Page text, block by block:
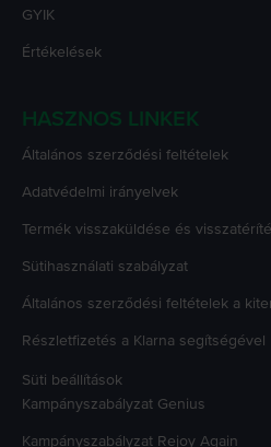
GYIK
Értékelések
HASZNOS LINKEK
Általános szerződési feltételek
Adatvédelmi irányelvek
Termék visszaküldése és
Sütihasználati szabályzat
Általános szerződési feltételek a
Részletfizetés a Klarna segítségével
Süti beállítások
Kampányszabályzat Genius
Kampányszabályzat Rejoy Again